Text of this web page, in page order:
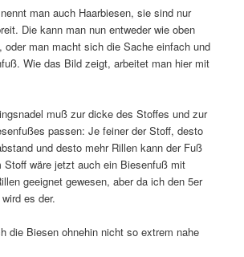
man auch Haarbiesen, sie sind nur
Die kann man nun entweder wie oben
oder man macht sich die Sache einfach und
Wie das Bild zeigt, arbeitet man hier mit
muß zur dicke des Stoffes und zur
passen: Je feiner der Stoff, desto
und desto mehr Rillen kann der Fuß
Stoff wäre jetzt auch ein Biesenfuß mit
geeignet gewesen, aber da ich den 5er
es der.
die Biesen ohnehin nicht so extrem nahe